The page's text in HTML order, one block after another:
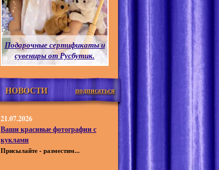
Подарочные сертификаты и
сувениры от Русбутик.
НОВОСТИ подписаться
21.07.2026
Ваши красивые фотографии с
куклами
Присылайте - разместим...